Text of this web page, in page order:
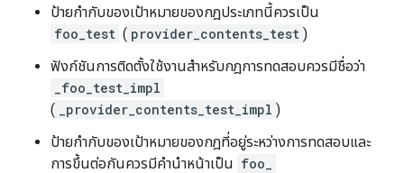
ป้ายกำกับของเป้าหมายของกฎประเภทนี้ควรเป็น
foo_test ( provider_contents_test )
ฟังก์ชันการติดตั้งใช้งานสำหรับกฎการทดสอบควรมีชื่อว่า
_foo_test_impl
(
_provider_contents_test_impl )
ป้ายกำกับของเป้าหมายของกฎที่อยู่ระหว่างการทดสอบและ
การขึ้นต่อกันควรมีคำนำหน้าเป็น foo_